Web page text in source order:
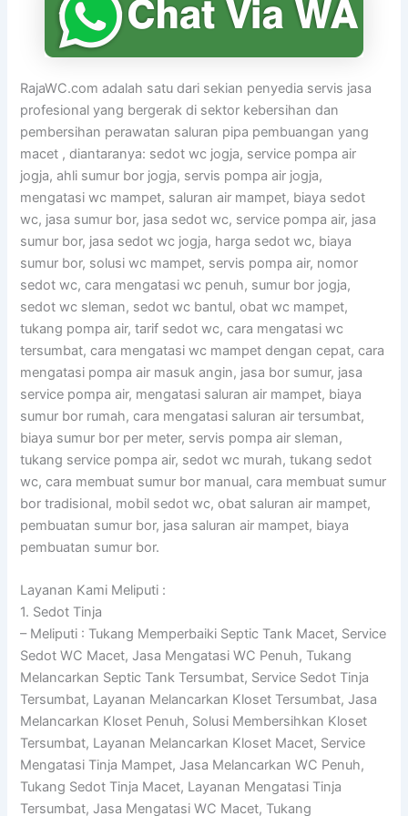
RajaWC.com adalah satu dari sekian penyedia servis jasa
profesional yang bergerak di sektor kebersihan dan
pembersihan perawatan saluran pipa pembuangan yang
macet , diantaranya: sedot wc jogja, service pompa air
jogja, ahli sumur bor jogja, servis pompa air jogja,
mengatasi wc mampet, saluran air mampet, biaya sedot
wc, jasa sumur bor, jasa sedot wc, service pompa air, jasa
sumur bor, jasa sedot wc jogja, harga sedot wc, biaya
sumur bor, solusi wc mampet, servis pompa air, nomor
sedot wc, cara mengatasi wc penuh, sumur bor jogja,
sedot wc sleman, sedot wc bantul, obat wc mampet,
tukang pompa air, tarif sedot wc, cara mengatasi wc
tersumbat, cara mengatasi wc mampet dengan cepat, cara
mengatasi pompa air masuk angin, jasa bor sumur, jasa
service pompa air, mengatasi saluran air mampet, biaya
sumur bor rumah, cara mengatasi saluran air tersumbat,
biaya sumur bor per meter, servis pompa air sleman,
tukang service pompa air, sedot wc murah, tukang sedot
wc, cara membuat sumur bor manual, cara membuat sumur
bor tradisional, mobil sedot wc, obat saluran air mampet,
pembuatan sumur bor, jasa saluran air mampet, biaya
pembuatan sumur bor.
Layanan Kami Meliputi :
1. Sedot Tinja
– Meliputi : Tukang Memperbaiki Septic Tank Macet, Service
Sedot WC Macet, Jasa Mengatasi WC Penuh, Tukang
Melancarkan Septic Tank Tersumbat, Service Sedot Tinja
Tersumbat, Layanan Melancarkan Kloset Tersumbat, Jasa
Melancarkan Kloset Penuh, Solusi Membersihkan Kloset
Tersumbat, Layanan Melancarkan Kloset Macet, Service
Mengatasi Tinja Mampet, Jasa Melancarkan WC Penuh,
Tukang Sedot Tinja Macet, Layanan Mengatasi Tinja
Tersumbat, Jasa Mengatasi WC Macet, Tukang